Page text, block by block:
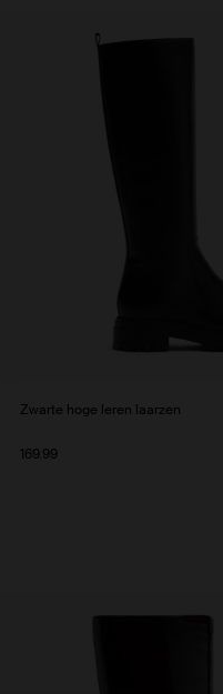
Zwarte hoge leren laarzen
169.99